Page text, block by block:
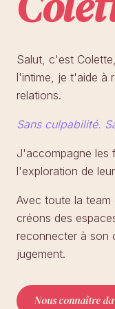
Salut, c'est
l'intime, je t'aide à
relations.
Sans culpabilité.
J'accompagne les
l'exploration de
Avec toute la
créons des
reconnecter à son
jugement.
Nous connaître